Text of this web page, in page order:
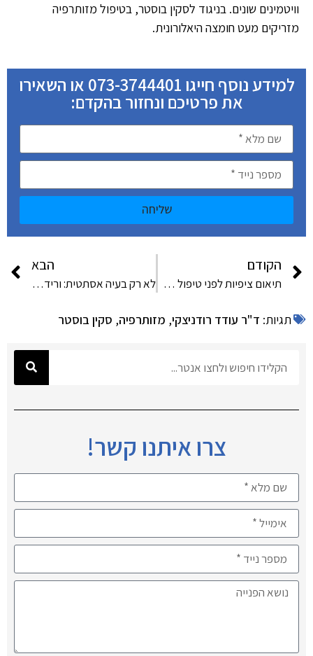
וויטמינים שונים. בניגוד לסקין בוסטר, בטיפול מזותרפיה
מזריקים מעט חומצה היאלורונית.
למידע נוסף חייגו 073-3744401 או השאירו
את פרטיכם ונחזור בהקדם:
שליחה
הקודם
תיאום ציפיות לפני טיפול העלמת נימים
הבא
לא רק בעיה אסתטית: ורידים ונימים ברגליים והפן הרפואי
תגיות: ד"ר עודד רודניצקי, מזותרפיה, סקין בוסטר
צרו איתנו קשר!